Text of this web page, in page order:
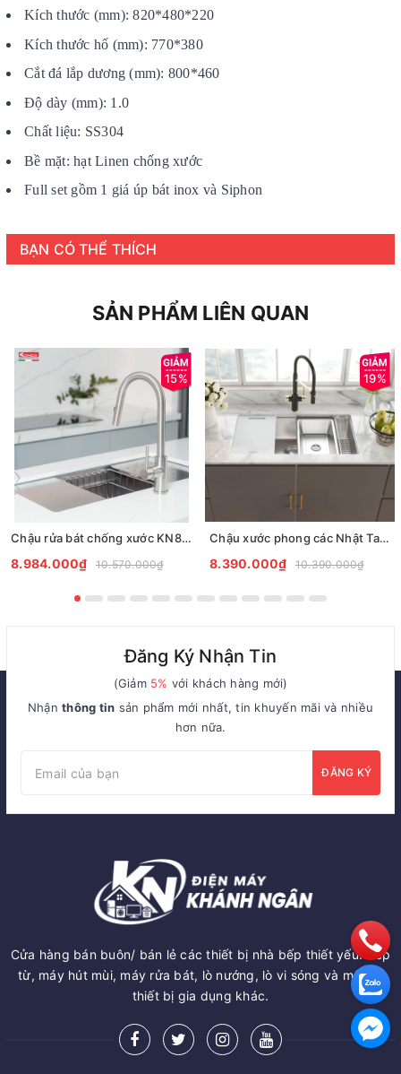
Kích thước (mm): 820*480*220
Kích thước hố (mm): 770*380
Cắt đá lắp dương (mm): 800*460
Độ dày (mm): 1.0
Chất liệu: SS304
Bề mặt: hạt Linen chống xước
Full set gồm 1 giá úp bát inox và Siphon
BẠN CÓ THỂ THÍCH
SẢN PHẨM LIÊN QUAN
15%
Chậu rửa bát chống xước KN8644SU DEKOR
8.984.000₫ 10.570.000₫
19%
Chậu xước phong các Nhật Tari 8748SR
8.390.000₫ 10.390.000₫
Đăng Ký Nhận Tin
(Giảm 5% với khách hàng mới)
Nhậnthông tin sản phẩm mới nhất, tin khuyến mãi và nhiều
hơn nữa.
ĐĂNG KÝ
Cửa hàng bán buôn/ bán lẻ các thiết bị nhà bếp thiết yếu: Bếp
từ, máy hút mùi, máy rửa bát, lò nướng, lò vi sóng và một số
thiết bị gia dụng khác.